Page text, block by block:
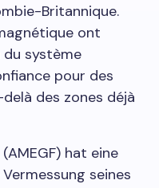
Britannique.
ont
système
pour des
des zones déjà
hat eine
seines